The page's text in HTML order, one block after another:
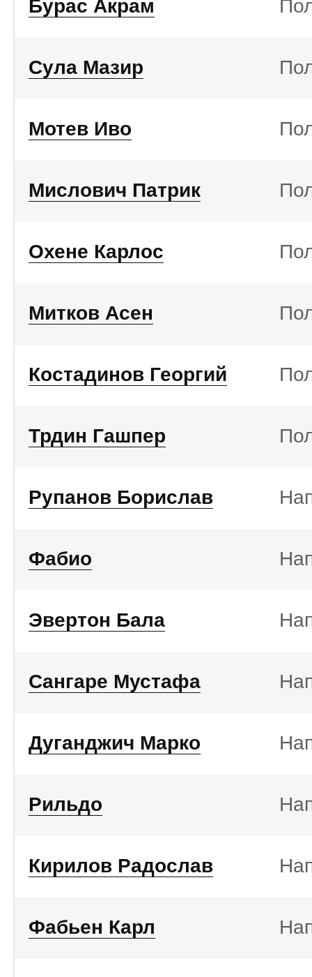
Бурас Акрам
Сула Мазир
Мотев Иво
Мислович Патрик
Охене Карлос
Митков Асен
Костадинов Георгий
Трдин Гашпер
Рупанов Борислав
Фабио
Эвертон Бала
Сангаре Мустафа
Дуганджич Марко
Рильдо
Кирилов Радослав
Фабьен Карл